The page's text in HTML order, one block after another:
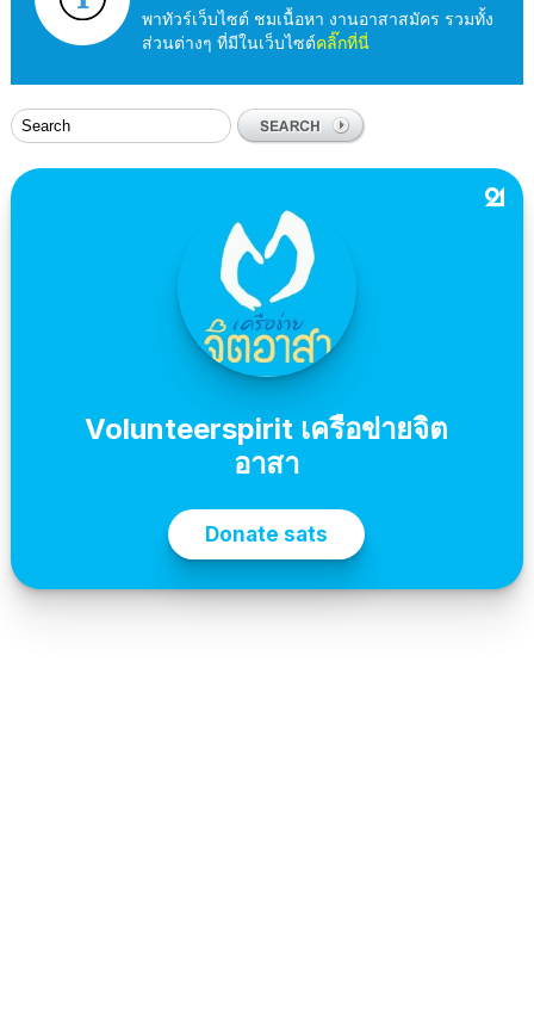
พาทัวร์เว็บไซต์ ชมเนื้อหา งานอาสาสมัคร รวมทั้ง
ส่วนต่างๆ ที่มีในเว็บไซต์คลิ๊กที่นี่